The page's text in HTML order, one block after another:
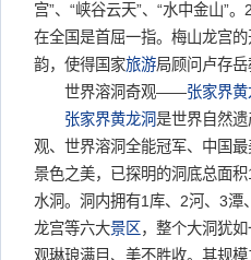
宫”、“峡谷云天”、“水中金山”
在全国是首屈一指。梅山龙宫
韵，使得国家旅游局顾问卢存
世界溶洞奇观——张家界黄
张家界黄龙洞是世界自然遗
观、世界溶洞全能冠军、中国最
景色之美，已探明的洞底总面
水洞。洞内拥有1库、2河、3
龙宫等六大景区 ，整个大洞犹
观琳琅满目、美不胜收。其规